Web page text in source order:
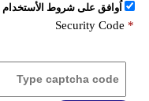
اُوافق على شروط الأستخدام
Security Code *